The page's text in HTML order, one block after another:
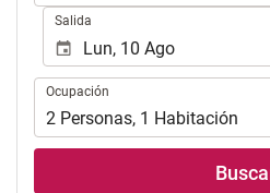
Salida
Ocupación
Ocupación
2 Personas, 1 Habitación